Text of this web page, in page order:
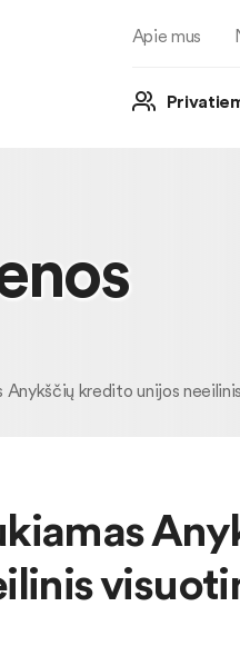
Apie mus
Anykščių kredito unijos